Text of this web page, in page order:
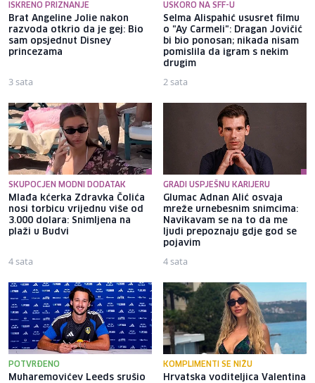
ISKRENO PRIZNANJE
Brat Angeline Jolie nakon
razvoda otkrio da je gej: Bio
sam opsjednut Disney
princezama
3 sata
USKORO NA SFF-U
Selma Alispahić ususret filmu
o "Ay Carmeli": Dragan Jovičić
bi bio ponosan; nikada nisam
pomislila da igram s nekim
drugim
2 sata
SKUPOCJEN MODNI DODATAK
Mlađa kćerka Zdravka Čolića
nosi torbicu vrijednu više od
3.000 dolara: Snimljena na
plaži u Budvi
4 sata
GRADI USPJEŠNU KARIJERU
Glumac Adnan Alić osvaja
mreže urnebesnim snimcima:
Navikavam se na to da me
ljudi prepoznaju gdje god se
pojavim
4 sata
POTVRĐENO
Muharemovićev Leeds srušio
KOMPLIMENTI SE NIŽU
Hrvatska voditeljica Valentina